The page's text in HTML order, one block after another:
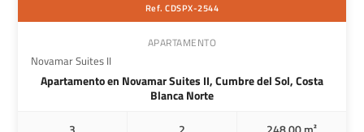
Ref. CDSPX-2544
APARTAMENTO
Novamar Suites II
Apartamento en Novamar Suites II, Cumbre del Sol, Costa
Blanca Norte